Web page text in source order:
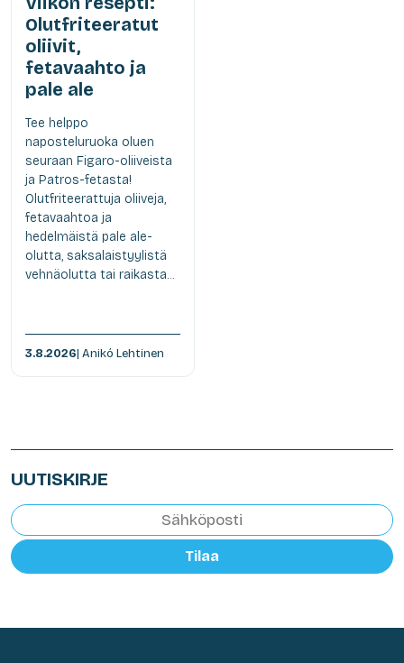
Olutfriteeratut
oliivit,
fetavaahto ja
pale ale
Tee helppo
naposteluruoka oluen
seuraan Figaro-oliiveista
ja Patros-fetasta!
Olutfriteerattuja oliiveja,
fetavaahtoa ja
hedelmäistä pale ale-
olutta, saksalaistyylistä
vehnäolutta tai raikasta...
3.8.2026| Anikó Lehtinen
UUTISKIRJE
Tilaa